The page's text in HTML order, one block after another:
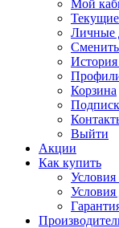
Мой
Личные
История
Корзина
Выйти
Акции
Как купить
Условия